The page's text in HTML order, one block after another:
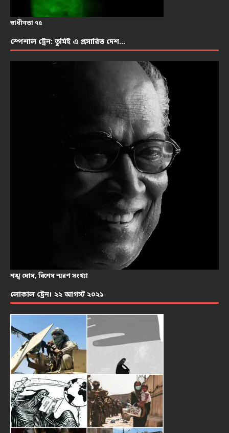
স্বাধীনতা ৭৫
স্পেশাল ট্রেন: তুমিই এ প্রসারিত দেশ…
শঙ্খ ঘোষ, বিশেষ স্মরণ সংখ্যা
লোকাল ট্রেন। ২২ আগস্ট ২০২১